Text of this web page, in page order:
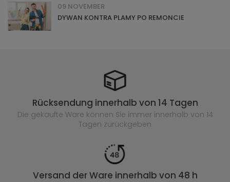
09 NOVEMBER
DYWAN KONTRA PLAMY PO REMONCIE
Rücksendung innerhalb von 14 Tagen
Die gekaufte Ware können Sie immer innerhalb von 14
Tagen zurückgeben
Versand der Ware innerhalb von 48 h